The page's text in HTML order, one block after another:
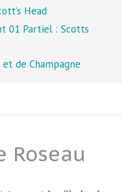
Head
01 Partiel : Scotts
et de Champagne
Roseau